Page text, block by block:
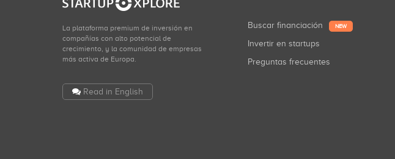
La plataforma premium de inversión en
compañías con alto potencial de
crecimiento, y la comunidad de empresas
más activa de Europa.
Read in English
Buscar financiación NEW
Invertir en startups
Preguntas frecuentes